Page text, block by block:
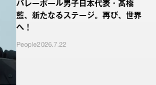
バレーボール男子日本代表・髙橋
藍、新たなるステージ。再び、世界
へ！
People2026.7.22